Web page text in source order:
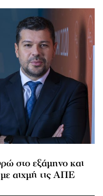
στο εξάμηνο και
αιχμή τις ΑΠΕ